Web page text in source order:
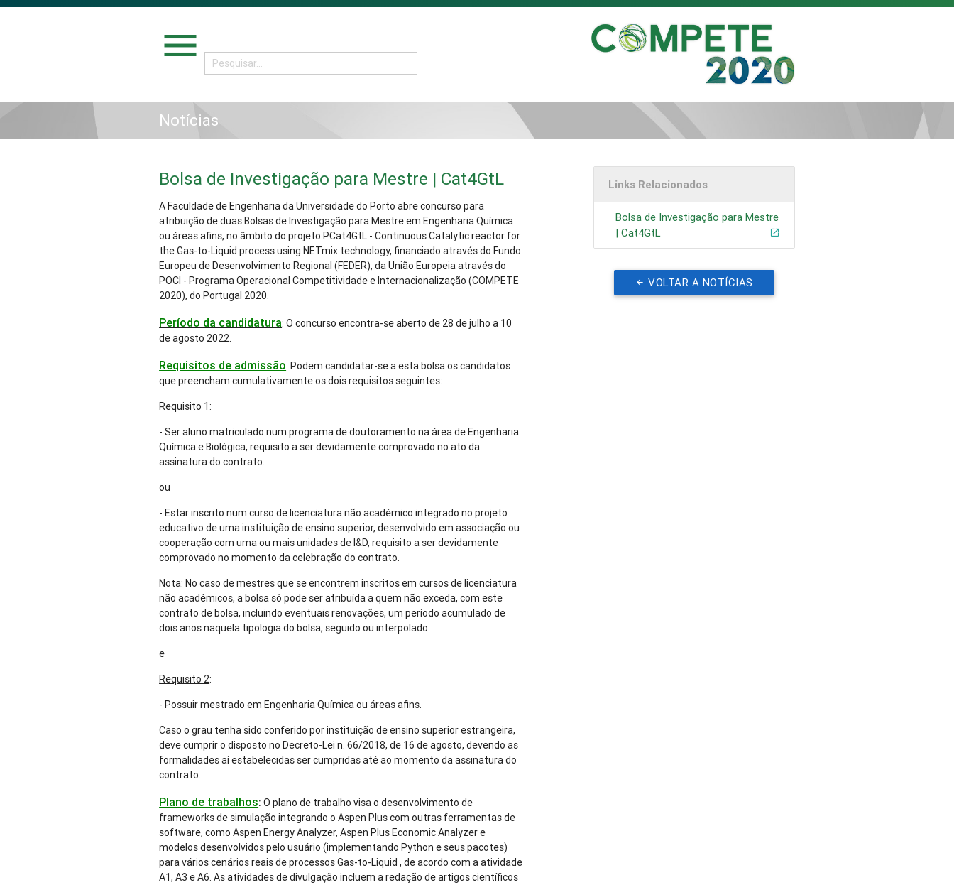
menu
Notícias
Bolsa de Investigação para Mestre | Cat4GtL
A Faculdade de Engenharia da Universidade do Porto abre concurso para
atribuição de duas Bolsas de Investigação para Mestre em Engenharia Química
ou áreas afins, no âmbito do projeto PCat4GtL - Continuous Catalytic reactor for
the Gas-to-Liquid process using NETmix technology, financiado através do Fundo
Europeu de Desenvolvimento Regional (FEDER), da União Europeia através do
POCI - Programa Operacional Competitividade e Internacionalização (COMPETE
2020), do Portugal 2020.
Período da candidatura: O concurso encontra-se aberto de 28 de julho a 10
de agosto 2022.
Requisitos de admissão: Podem candidatar-se a esta bolsa os candidatos
que preencham cumulativamente os dois requisitos seguintes:
Requisito 1:
- Ser aluno matriculado num programa de doutoramento na área de Engenharia
Química e Biológica, requisito a ser devidamente comprovado no ato da
assinatura do contrato.
ou
- Estar inscrito num curso de licenciatura não académico integrado no projeto
educativo de uma instituição de ensino superior, desenvolvido em associação ou
cooperação com uma ou mais unidades de I&D, requisito a ser devidamente
comprovado no momento da celebração do contrato.
Nota: No caso de mestres que se encontrem inscritos em cursos de licenciatura
não académicos, a bolsa só pode ser atribuída a quem não exceda, com este
contrato de bolsa, incluindo eventuais renovações, um período acumulado de
dois anos naquela tipologia do bolsa, seguido ou interpolado.
e
Requisito 2:
- Possuir mestrado em Engenharia Química ou áreas afins.
Caso o grau tenha sido conferido por instituição de ensino superior estrangeira,
deve cumprir o disposto no Decreto-Lei n. 66/2018, de 16 de agosto, devendo as
formalidades aí estabelecidas ser cumpridas até ao momento da assinatura do
contrato.
Plano de trabalhos:O plano de trabalho visa o desenvolvimento de
frameworks de simulação integrando o Aspen Plus com outras ferramentas de
software, como Aspen Energy Analyzer, Aspen Plus Economic Analyzer e
modelos desenvolvidos pelo usuário (implementando Python e seus pacotes)
para vários cenários reais de processos Gas-to-Liquid , de acordo com a atividade
A1, A3 e A6. As atividades de divulgação incluem a redação de artigos científicos
Links Relacionados
Bolsa de Investigação para Mestre
| Cat4GtL
VOLTAR A NOTÍCIAS